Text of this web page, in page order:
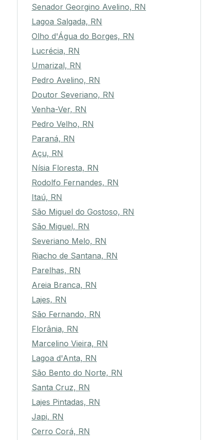
Senador Georgino Avelino, RN
Lagoa Salgada, RN
Olho d'Água do Borges, RN
Lucrécia, RN
Umarizal, RN
Pedro Avelino, RN
Doutor Severiano, RN
Venha-Ver, RN
Pedro Velho, RN
Paraná, RN
Açu, RN
Nísia Floresta, RN
Rodolfo Fernandes, RN
Itaú, RN
São Miguel do Gostoso, RN
São Miguel, RN
Severiano Melo, RN
Riacho de Santana, RN
Parelhas, RN
Areia Branca, RN
Lajes, RN
São Fernando, RN
Florânia, RN
Marcelino Vieira, RN
Lagoa d'Anta, RN
São Bento do Norte, RN
Santa Cruz, RN
Lajes Pintadas, RN
Japi, RN
Cerro Corá, RN